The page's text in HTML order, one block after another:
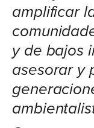
amplificar
y de bajos
asesorar y